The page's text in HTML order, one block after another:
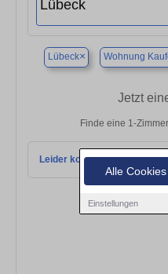
Alle
Einstellungen
Lübeck× Wohnung
Jetzt
Finde eine 1-
Leider konnten wir derzeit